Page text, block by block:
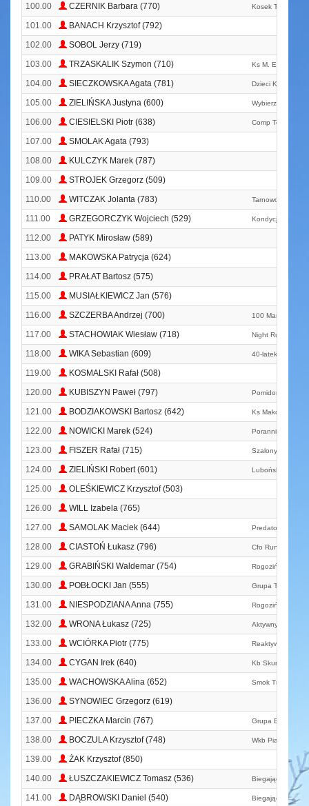
100.00 CZERNIK Barbara (770) Kosek Team
101.00
BANACH Krzysztof (792)
102.00
SOBOL Jerzy (719)
103.00
TRZASKALIK Szymon (710) Ks M. E. T. A.
104.00 SIECZKOWSKA Agata (781) Dzieci Kukurydzy
105.00 ZIELIŃSKA Justyna (600) Wybierz
106.00 CIESIELSKI Piotr (638) Comp Team
107.00
SMOLAK Agata (793)
108.00
KULCZYK Marek (787)
109.00
STROJEK Grzegorz (509)
110.00
WITCZAK Jolanta (783) Tarnowo
111.00 GRZEGORCZYK Wojciech (529) Kondycja
112.00
PATYK Mirosław (589)
113.00
MAKOWSKA Patrycja (624)
114.00
PRAŁAT Bartosz (575)
115.00
MUSIAŁKIEWICZ Jan (576)
116.00
SZCZERBA Andrzej (700) 100 Marathon
117.00 STACHOWIAK Wiesław (718) Night Runners
118.00 WIKA Sebastian (609) 40-latek Tychy
119.00
KOSMALSKI Rafał (508)
120.00
KUBISZYN Paweł (797) Pomidorowa
121.00 BODZIAKOWSKI Bartosz (642) Ks Makówbiega
122.00 NOWICKI Marek (524) Poranni Biegacze
123.00 FISZER Rafał (715) Szalony Wąż
124.00 ZIELIŃSKI Robert (601) Luboński Klub
125.00
OLEŚKIEWICZ Krzysztof (503)
126.00
WILL Izabela (765)
127.00
SAMOLAK Maciek (644) Predators
128.00 CIASTOŃ Łukasz (796) Cfo Running
129.00 GRABIŃSKI Waldemar (754) Rogoziński Klub
130.00 POBŁOCKI Jan (555) Grupa Trójmiasto
131.00 NIESPODZIANA Anna (755) Rogoziński Klub
132.00 WRONA Łukasz (725) Aktywny
133.00 WCIÓRKA Piotr (775) Reaktywacja
134.00 CYGAN Irek (640) Kb Skurcz
135.00 WACHOWSKA Alina (652) Smok Trójgłowy
136.00
SYNOWIEC Grzegorz (619)
137.00
PIECZKA Marcin (767) Grupa Biegowa
138.00 BOCZULA Krzysztof (748) Wkb Piast
139.00
ŻAK Krzysztof (850)
140.00
ŁUSZCZAKIEWICZ Tomasz (536) Biegająca Kasta
141.00 DĄBROWSKI Daniel (540) Biegająca Kasta